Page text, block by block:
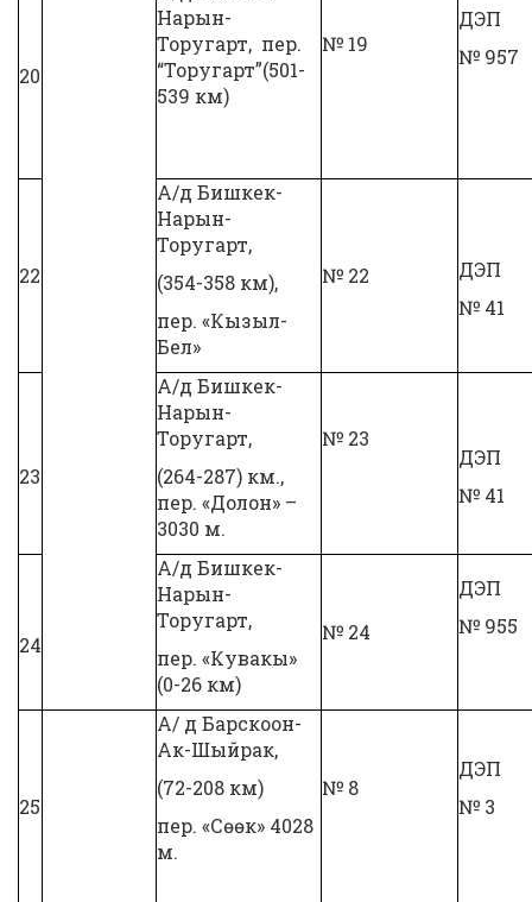
20
Нарын-
Торугарт, пер.
“Торугарт”(501-
539 км)
№ 19
ДЭП
№ 957
22
А/д Бишкек-
Нарын-
Торугарт,
(354-358 км),
пер. «Кызыл-
Бел»
№ 22
ДЭП
№ 41
23
А/д Бишкек-
Нарын-
Торугарт,
(264-287) км.,
пер. «Долон» –
3030 м.
№ 23
ДЭП
№ 41
24
А/д Бишкек-
Нарын-
Торугарт,
пер. «Кувакы»
(0-26 км)
№ 24
ДЭП
№ 955
25
А/ д Барскоон-
Ак-Шыйрак,
(72-208 км)
пер. «Сөөк» 4028
м.
№ 8
ДЭП
№ 3